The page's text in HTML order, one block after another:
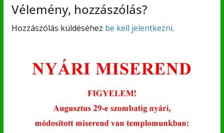
Vélemény, hozzászólás?
Hozzászólás küldéséhez be kell jelentkezni.